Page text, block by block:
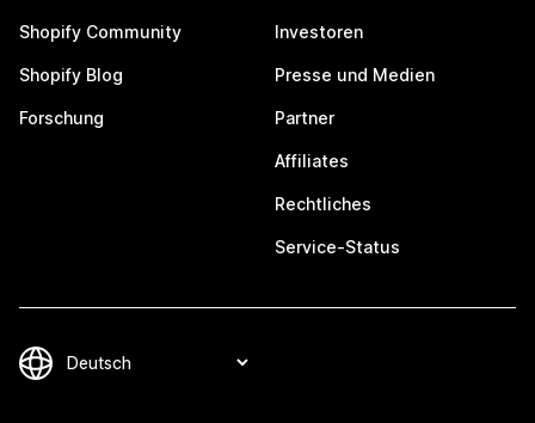
Shopify Community
Shopify Blog
Forschung
Investoren
Presse und Medien
Partner
Affiliates
Rechtliches
Service-Status